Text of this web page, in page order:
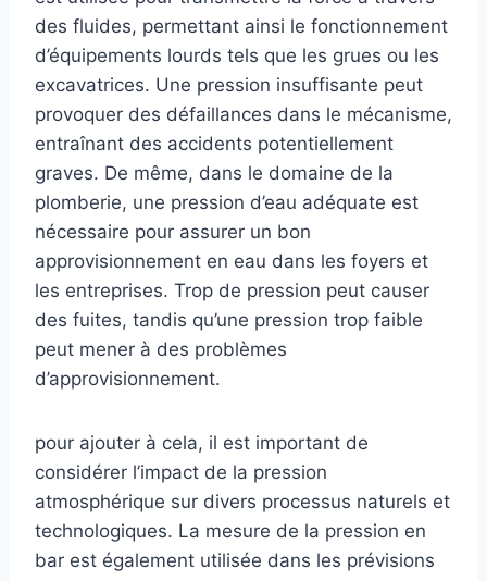
des fluides, permettant ainsi le fonctionnement
d’équipements lourds tels que les grues ou les
excavatrices. Une pression insuffisante peut
provoquer des défaillances dans le mécanisme,
entraînant des accidents potentiellement
graves. De même, dans le domaine de la
plomberie, une pression d’eau adéquate est
nécessaire pour assurer un bon
approvisionnement en eau dans les foyers et
les entreprises. Trop de pression peut causer
des fuites, tandis qu’une pression trop faible
peut mener à des problèmes
d’approvisionnement.
pour ajouter à cela, il est important de
considérer l’impact de la pression
atmosphérique sur divers processus naturels et
technologiques. La mesure de la pression en
bar est également utilisée dans les prévisions